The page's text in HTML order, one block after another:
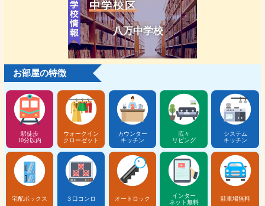
八万中学校
お部屋の特徴
駅徒歩
10分以内
ウォークイン
クローゼット
カウンター
キッチン
広々
リビング
システム
キッチン
宅配ボックス ３口コンロ オートロック
インター
ネット無料
駐車場無料